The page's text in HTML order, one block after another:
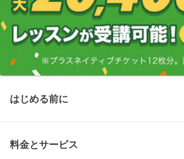
はじめる前に
料金とサービス